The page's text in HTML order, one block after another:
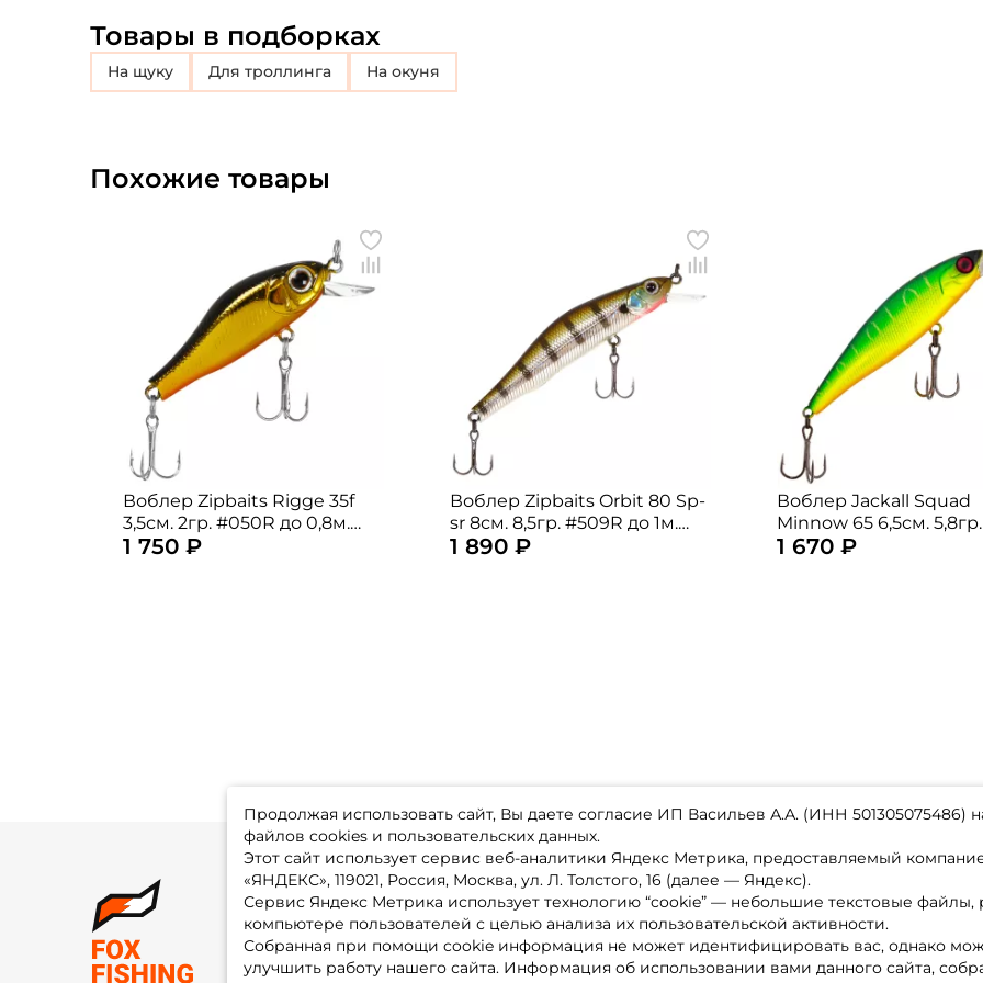
Товары в подборках
на щуку для троллинга на окуня
Похожие товары
Воблер Zipbaits Rigge 35f
3,5см. 2гр. #050R до 0,8м.
floating
1 750 ₽
Воблер Zipbaits Orbit 80 Sp-
sr 8см. 8,5гр. #509R до 1м.
suspending
1 890 ₽
Воблер Jackall Squad
Minnow 65 6,5см.
tiger до 1м. suspending
1 670 ₽
Продолжая использовать сайт, Вы даете согласие ИП Васильев А.А. (ИНН 501305075486)
файлов cookies и пользовательских данных.
Этот сайт использует сервис веб-аналитики Яндекс Метрика, предоставляемый
«ЯНДЕКС», 119021, Россия, Москва, ул. Л. Толстого, 16 (далее — Яндекс).
Сервис Яндекс Метрика использует технологию “cookie” — небольшие текстовые
компьютере пользователей с целью анализа их пользовательской активности.
Собранная при помощи cookie информация не может идентифицировать вас, однако
улучшить работу нашего сайта. Информация об использовании вами данного сайта,
О магазине
Доставка
Оплата
Fox-bonus
Гуру
Каталог товаров
Акции
Новинки
Бренды
Партнерская программа